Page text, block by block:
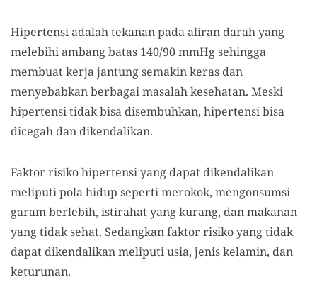
Hipertensi adalah tekanan pada aliran darah yang
melebihi ambang batas 140/90 mmHg sehingga
membuat kerja jantung semakin keras dan
menyebabkan berbagai masalah kesehatan. Meski
hipertensi tidak bisa disembuhkan, hipertensi bisa
dicegah dan dikendalikan.
Faktor risiko hipertensi yang dapat dikendalikan
meliputi pola hidup seperti merokok, mengonsumsi
garam berlebih, istirahat yang kurang, dan makanan
yang tidak sehat. Sedangkan faktor risiko yang tidak
dapat dikendalikan meliputi usia, jenis kelamin, dan
keturunan.